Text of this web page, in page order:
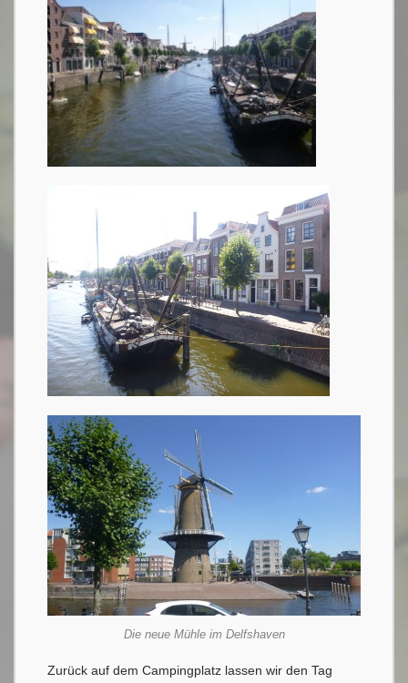
Die neue Mühle im Delfshaven
Zurück auf dem Campingplatz lassen wir den Tag